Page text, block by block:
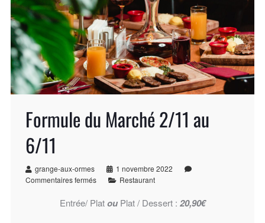
Formule du Marché 2/11 au
6/11
grange-aux-ormes
1 novembre 2022
Commentaires fermés
Restaurant
Entrée/ PlatouPlat / Dessert : 20,90€